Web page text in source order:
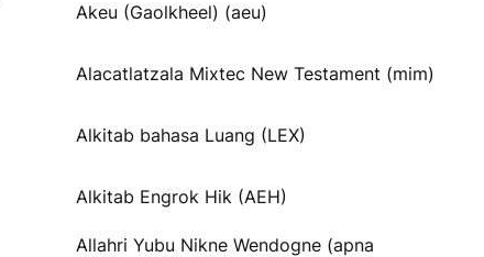
Akeu (Gaolkheel) (aeu)
Alacatlatzala Mixtec New Testament (mim)
Alkitab bahasa Luang (LEX)
Alkitab Engrok Hik (AEH)
Allahri Yubu Nikne Wendogne (apna